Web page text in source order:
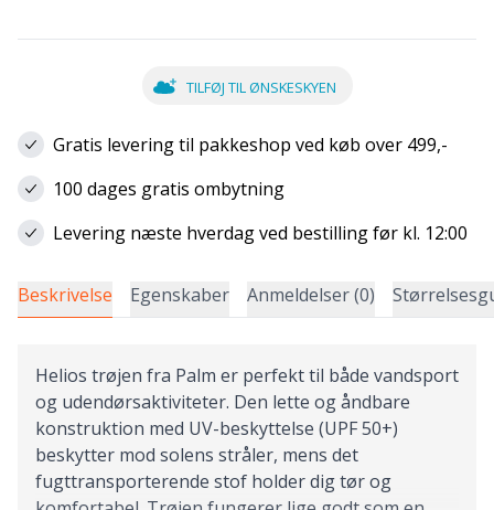
TILFØJ TIL ØNSKESKYEN
Gratis levering til pakkeshop ved køb over 499,-
100 dages gratis ombytning
Levering næste hverdag ved bestilling før kl. 12:00
Beskrivelse Egenskaber Anmeldelser (0)
Helios trøjen fra Palm er perfekt til både vandsport
og udendørsaktiviteter. Den lette og åndbare
konstruktion med UV-beskyttelse (UPF 50+)
beskytter mod solens stråler, mens det
fugttransporterende stof holder dig tør og